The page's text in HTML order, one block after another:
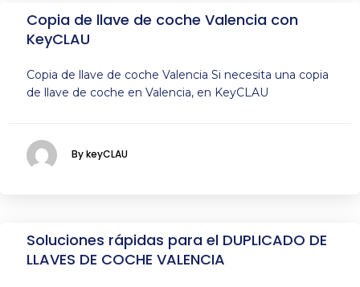
Copia de llave de coche Valencia con
KeyCLAU
Copia de llave de coche Valencia Si necesita una copia
de llave de coche en Valencia, en KeyCLAU
By keyCLAU
Soluciones rápidas para el DUPLICADO DE
LLAVES DE COCHE VALENCIA